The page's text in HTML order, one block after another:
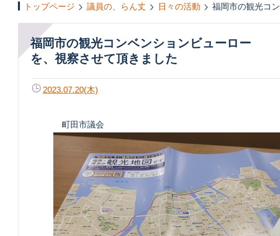
トップページ 議員の、らん丈 日々の活動
福岡市の観光コンベンションビューロー
を、視察させて頂きました
2023.07.20(木)
町田市議会